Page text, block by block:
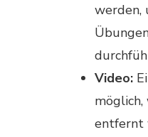
werden,
Video:
entfernt